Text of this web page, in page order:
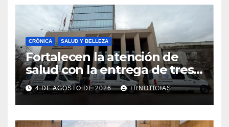
CRÓNICA SALUD Y BELLEZA
Fortalecen la atención de
salud con la entrega de tres
nuevas ambulancias para
Cauquenes y Sagrada Familia
4 DE AGOSTO DE 2026 TRNOTICIAS